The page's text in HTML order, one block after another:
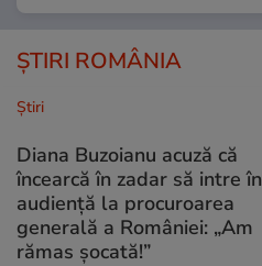
ȘTIRI ROMÂNIA
Ştiri
Diana Buzoianu acuză că
încearcă în zadar să intre în
audiență la procuroarea
generală a României: „Am
rămas șocată!”